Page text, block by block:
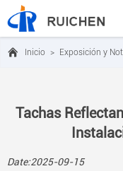
Inicio > Exposición y
Tachas
Date:2025-09-15